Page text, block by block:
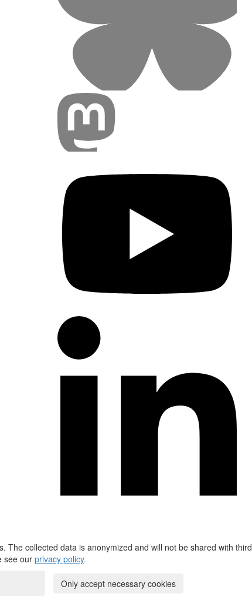
The collected data is anonymized and will not be shared with
see our privacy policy.
Only accept necessary cookies